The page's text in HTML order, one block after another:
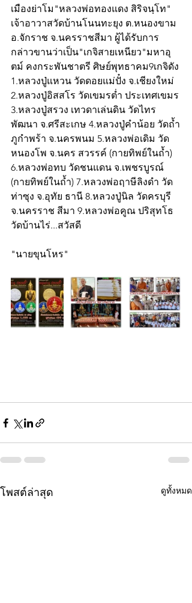
เมืองย่าโม"หลวงพ่อทองแดง สิริจนฺโท"
เจ้าอาวาสวัดบ้านโนนทะยุง ต.หนองขาม
อ.จักราช จ.นครราชสีมา ผู้ได้รับการ
กล่าวขานว่าเป็น"เกจิสายเหนียว"มหาอุ
ตม์ คงกระพันชาตรี ศิษย์พุทธาคม9เกจิดัง
1.หลวงปู่แหวน วัดดอยแม่ปั๋ง จ.เชียงใหม่
2.หลวงปู่อิสสโร วัดเขมรต่ำ ประเทศเขมร
3.หลวงปู่สรวง เทวดาเล่นดิน วัดไทร
พัฒนา จ.ศรีสะเกษ 4.หลวงปู่คำน้อย วัดถ้ำ
ภูกำพร้า จ.นครพนม 5.หลวงพ่อเดิม วัด
หนองโพ จ.นคร สวรรค์ (กายทิพย์ในถ้ำ)
6.หลวงพ่อทบ วัดชนแดน จ.เพชรบูรณ์
(กายทิพย์ในถ้ำ) 7.หลวงพ่อฤาษีลิงดำ วัด
ท่าซุง จ.อุทัย ธานี 8.หลวงปู่นิล วัดครบุรี
จ.นครราช สีมา 9.หลวงพ่อคูณ ปริสุทโธ
วัดบ้านไร่...สวัสดี
"นายขุนโหร"
โพสต์ล่าสุด ดูทั้งหมด